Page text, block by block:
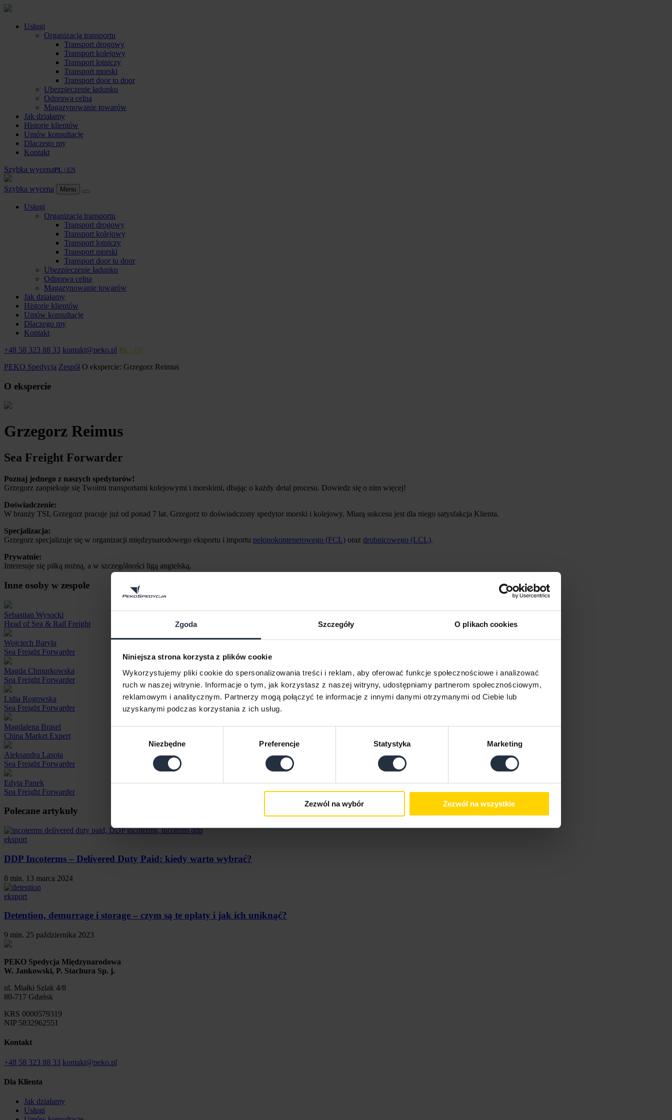
Zgoda Szczegóły O plikach cookies
Niniejsza strona korzysta z plików cookie
Wykorzystujemy pliki cookie do spersonalizowania treści i reklam, aby oferować funkcje społecznościowe i analizować
ruch w naszej witrynie. Informacje o tym, jak korzystasz z naszej witryny, udostępniamy partnerom społecznościowym,
reklamowym i analitycznym. Partnerzy mogą połączyć te informacje z innymi danymi otrzymanymi od Ciebie lub
uzyskanymi podczas korzystania z ich usług.
Niezbędne Preferencje Statystyka Marketing
Zezwól na wybór Zezwól na wszystkie
Usługi
Organizacja transportu
Transport drogowy
Transport kolejowy
Transport lotniczy
Transport morski
Transport door to door
Ubezpieczenie ładunku
Odprawa celna
Magazynowanie towarów
Jak działamy
Historie klientów
Umów konsultację
Dlaczego my
Kontakt
Szybka wycenaPL | EN
Szybka wycena Menu
Usługi
Organizacja transportu
Transport drogowy
Transport kolejowy
Transport lotniczy
Transport morski
Transport door to door
Ubezpieczenie ładunku
Odprawa celna
Magazynowanie towarów
Jak działamy
Historie klientów
Umów konsultację
Dlaczego my
Kontakt
+48 58 323 88 33 kontakt@peko.pl PL | EN
PEKO Spedycja Zespół O ekspercie: Grzegorz Reimus
O ekspercie
Grzegorz Reimus
Sea Freight Forwarder
Poznaj jednego z naszych spedytorów!
Grzegorz zaopiekuje się Twoimi transportami kolejowymi i morskimi, dbając o każdy detal procesu. Dowiedz się o nim więcej!
Doświadczenie:
W branży TSL Grzegorz pracuje już od ponad 7 lat. Grzegorz to doświadczony spedytor morski i kolejowy. Miarą sukcesu jest dla niego satysfakcja Klienta.
Specjalizacja:
Grzegorz specjalizuje się w organizacji międzynarodowego eksportu i importu pełonokontenerowego (FCL) oraz drobnicowego (LCL).
Prywatnie:
Interesuje się piłką nożną, a w szczególności ligą angielską.
Inne osoby w zespole
Sebastian Wysocki
Head of Sea & Rail Freight
Wojciech Baryła
Sea Freight Forwarder
Magda Chmurkowska
Sea Freight Forwarder
Lidia Rogowska
Sea Freight Forwarder
Magdalena Brasel
China Market Expert
Aleksandra Lasota
Sea Freight Forwarder
Edyta Panek
Sea Freight Forwarder
Polecane artykuły
eksport
DDP Incoterms – Delivered Duty Paid: kiedy warto wybrać?
8 min. 13 marca 2024
eksport
Detention, demurrage i storage – czym są te opłaty i jak ich uniknąć?
9 min. 25 października 2023
PEKO Spedycja Międzynarodowa
W. Jankowski, P. Stachura Sp. j.
ul. Miałki Szlak 4/8
80-717 Gdańsk
KRS 0000579319
NIP 5832962551
Kontakt
+48 58 323 88 33 kontakt@peko.pl
Dla Klienta
Jak działamy
Usługi